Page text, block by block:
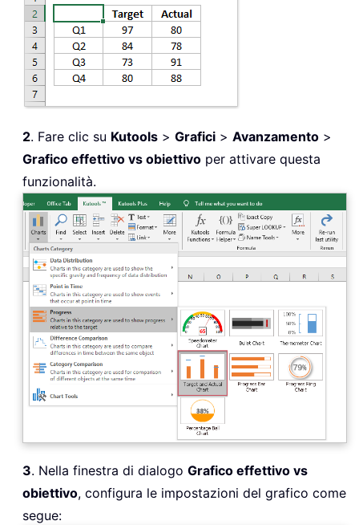
2. Fare clic su Kutools > Grafici > Avanzamento >
Grafico effettivo vs obiettivo per attivare questa
funzionalità.
3. Nella finestra di dialogo Grafico effettivo vs
obiettivo, configura le impostazioni del grafico come
segue: